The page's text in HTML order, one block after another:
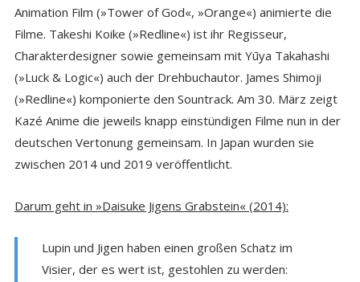
Animation Film (»Tower of God«, »Orange«) animierte die
Filme. Takeshi Koike (»Redline«) ist ihr Regisseur,
Charakterdesigner sowie gemeinsam mit Yūya Takahashi
(»Luck & Logic«) auch der Drehbuchautor. James Shimoji
(»Redline«) komponierte den Sountrack. Am 30. März zeigt
Kazé Anime die jeweils knapp einstündigen Filme nun in der
deutschen Vertonung gemeinsam. In Japan wurden sie
zwischen 2014 und 2019 veröffentlicht.
Darum geht in »Daisuke Jigens Grabstein« (2014):
Lupin und Jigen haben einen großen Schatz im
Visier, der es wert ist, gestohlen zu werden: